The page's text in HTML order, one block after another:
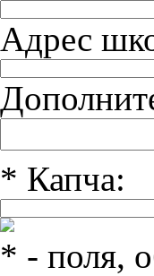
Адрес
* Капча:
* - поля,